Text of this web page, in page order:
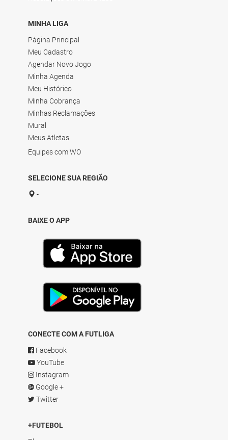
MINHA LIGA
Página Principal
Meu Cadastro
Agendar Novo Jogo
Minha Agenda
Meu Histórico
Minha Cobrança
Minhas Reclamações
Mural
Meus Atletas
Equipes com WO
SELECIONE SUA REGIÃO
-
BAIXE O APP
CONECTE COM A FUTLIGA
Facebook
YouTube
Instagram
Google +
Twitter
+FUTEBOL